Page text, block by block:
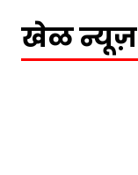
खेळ न्यूज़